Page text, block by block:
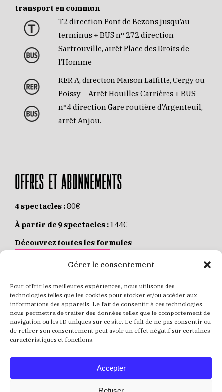
Gérer le consentement
Pour offrir les meilleures expériences, nous utilisons des
technologies telles que les cookies pour stocker et/ou accéder aux
informations des appareils. Le fait de consentir à ces technologies
nous permettra de traiter des données telles que le comportement de
navigation ou les ID uniques sur ce site. Le fait de ne pas consentir ou
de retirer son consentement peut avoir un effet négatif sur certaines
caractéristiques et fonctions.
Accepter
Refuser
transport en commun
T2 direction Pont de Bezons jusqu’au
terminus + BUS n° 272 direction
Sartrouville, arrêt Place des Droits de
l’Homme
RER A, direction Maison Laffitte, Cergy ou
Poissy – Arrêt Houilles Carrières + BUS
n°4 direction Gare routière d’Argenteuil,
arrêt Anjou.
OFFRES ET ABONNEMENTS
4 spectacles :80€
À partir de 9 spectacles : 144€
Découvrez toutes les formules
JE M’ABONNE EN LIGNE
Places individuelles :de 8 à 35€
Achetez vos places
JE RÉSERVE MES PLACES